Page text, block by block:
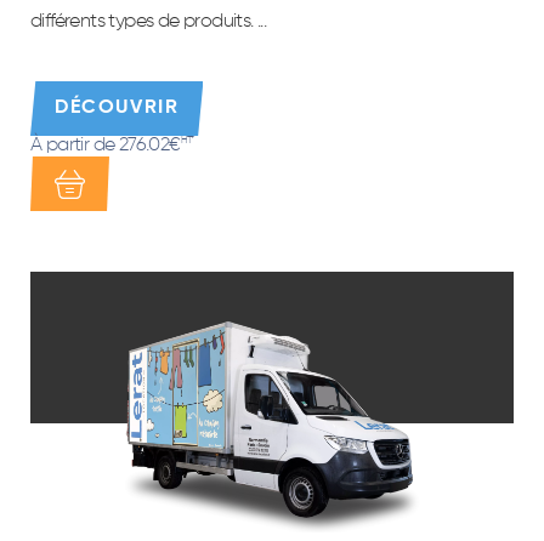
différents types de produits. ...
DÉCOUVRIR
À partir de 276.02€ HT*